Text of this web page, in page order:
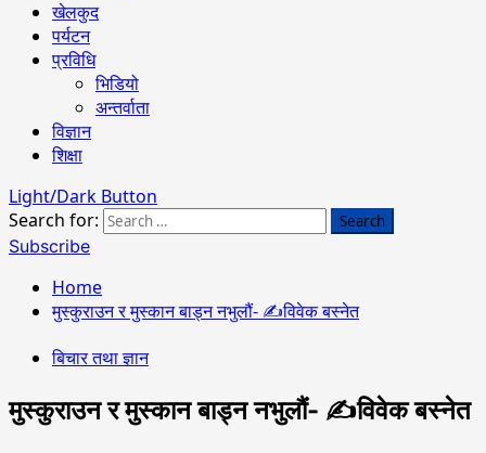
खेलकुद
पर्यटन
प्रविधि
भिडियो
अन्तर्वाता
विज्ञान
शिक्षा
Light/Dark Button
Search for:
Subscribe
Home
मुस्कुराउन र मुस्कान बाड्न नभुलौं- ✍️विवेक बस्नेत
बिचार तथा ज्ञान
मुस्कुराउन र मुस्कान बाड्न नभुलौं- ✍️विवेक बस्नेत